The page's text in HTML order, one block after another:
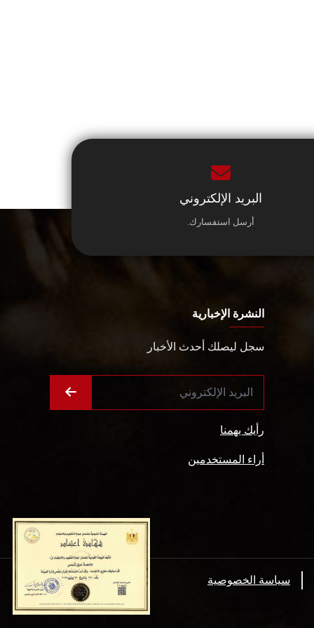
البريد الإلكتروني
أرسل استفسارك.
النشرة الإخبارية
سجل ليصلك أحدث الأخبار
رأيك يهمنا
أراء المستخدمين
سياسة الخصوصية